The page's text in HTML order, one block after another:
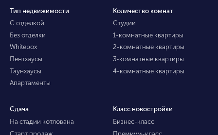
Тип недвижимости
С отделкой
Без отделки
Whitebox
Пентхаусы
Таунхаусы
Апартаменты
Количество комнат
Студии
1-комнатные квартиры
2-комнатные квартиры
3-комнатные квартиры
4-комнатные квартиры
Сдача
На стадии котлована
Старт продаж
Класс новостройки
Бизнес-класс
Премиум-класс